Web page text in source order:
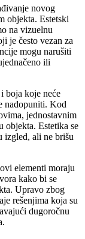
novog
objekta. Estetski
na vizuelnu
je često vezan za
mogu narušiti
ili
boja koje neće
nadopuniti. Kod
jednostavnim
Estetika se
izgled, ali ne brišu
elementi moraju
kako bi se
Upravo zbog
rešenjima koja su
dugoročnu